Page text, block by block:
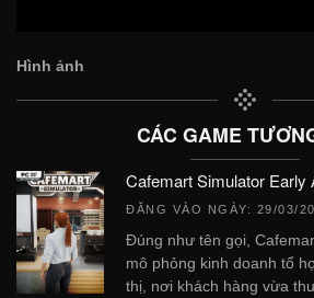
Hình ảnh
CÁC GAME
Cafemart Simulator Early
ĐĂNG VÀO NGÀY: 29/03/
Đúng như tên gọi,
mô phỏng kinh doanh tổ
thị, nơi khách hàng vừa